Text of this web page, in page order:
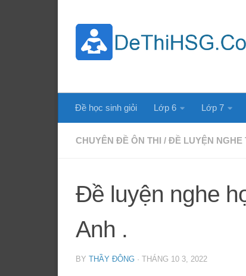
Đề học sinh giỏi Lớp 6 Lớp 7
CHUYÊN ĐỀ ÔN THI / ĐỀ LUYỆN NGHE
Đề luyện nghe
Anh .
BY THẦY ĐÔNG · THÁNG 10 3, 2022